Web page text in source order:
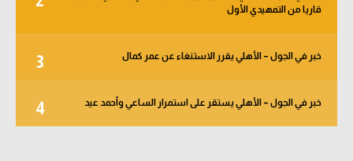
قاريا من التمهيدي الأول
3 خبر في الجول – الأهلي يقرر الاستنغاء عن عمر كمال
4 خبر في الجول – الأهلي يستقر على استمرار الساعي وأحمد عيد